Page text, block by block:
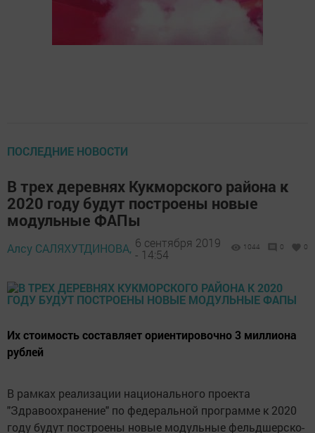
ПОСЛЕДНИЕ НОВОСТИ
В трех деревнях Кукморского района к
2020 году будут построены новые
модульные ФАПы
Алсу САЛЯХУТДИНОВА, 6 сентября 2019
- 14:54
1044 0 0
Их стоимость составляет ориентировочно 3 миллиона
рублей
В рамках реализации национального проекта
"Здравоохранение" по федеральной программе к 2020
году будут построены новые модульные фельдшерско-